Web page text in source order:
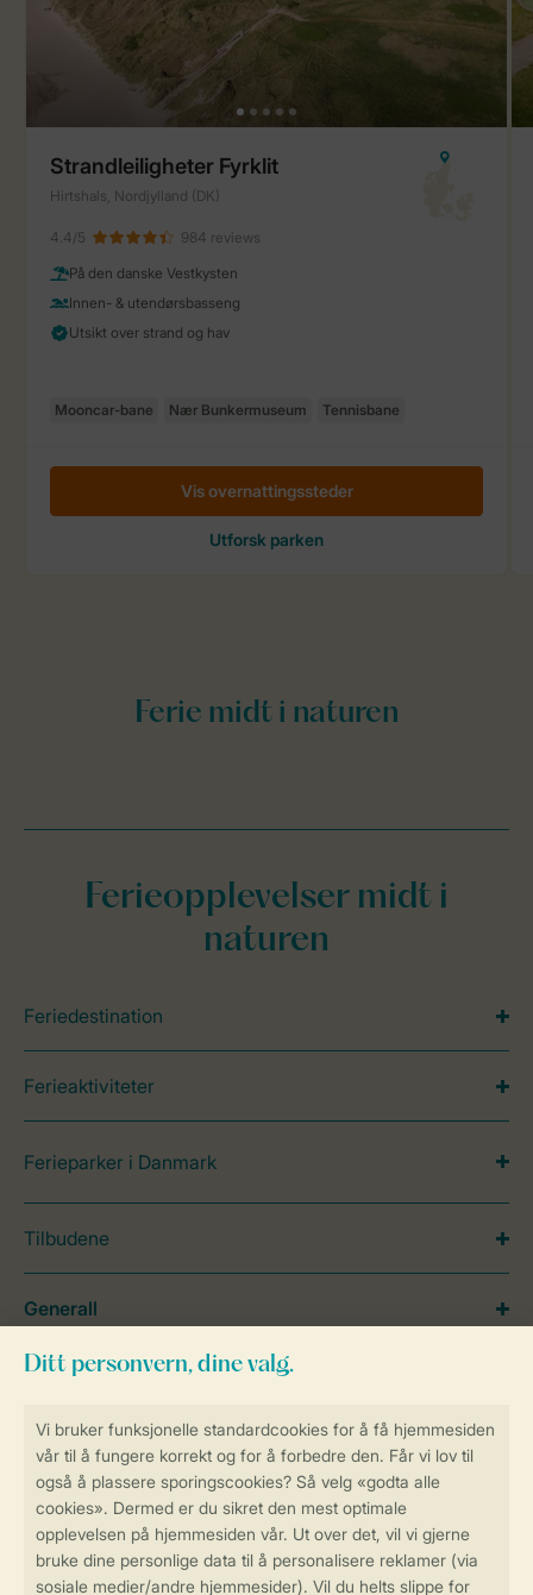
Sikker og rask online booking
Sikker datahåndtering
Ferieopplevelser midt i
naturen
Feriedestination
Ferieaktiviteter
Ferieparker i Danmark
Tilbudene
Generall
Service
Betalingsmuligheder